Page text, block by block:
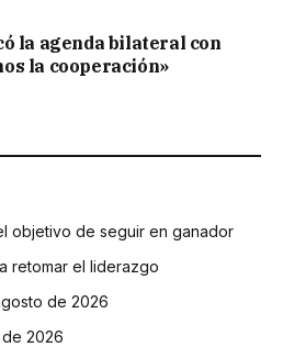
la agenda bilateral con
la cooperación»
objetivo de seguir en ganador
retomar el liderazgo
de 2026
2026